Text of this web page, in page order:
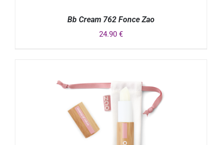
Bb Cream 762 Fonce Zao
24.90 €